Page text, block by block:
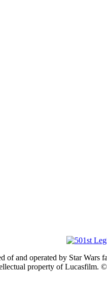
and operated by Star
property of